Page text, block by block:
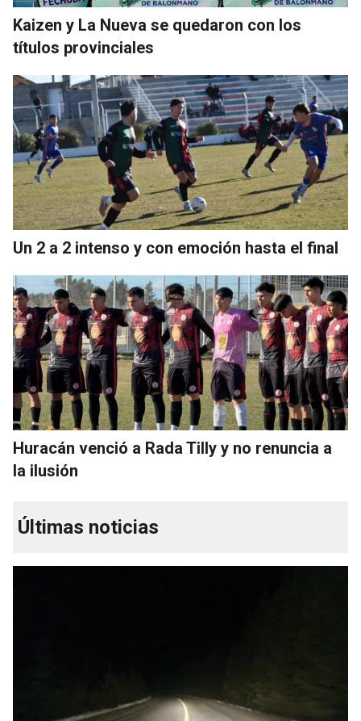
Kaizen y La Nueva se quedaron con los
títulos provinciales
Un 2 a 2 intenso y con emoción hasta el final
Huracán venció a Rada Tilly y no renuncia a
la ilusión
Últimas noticias